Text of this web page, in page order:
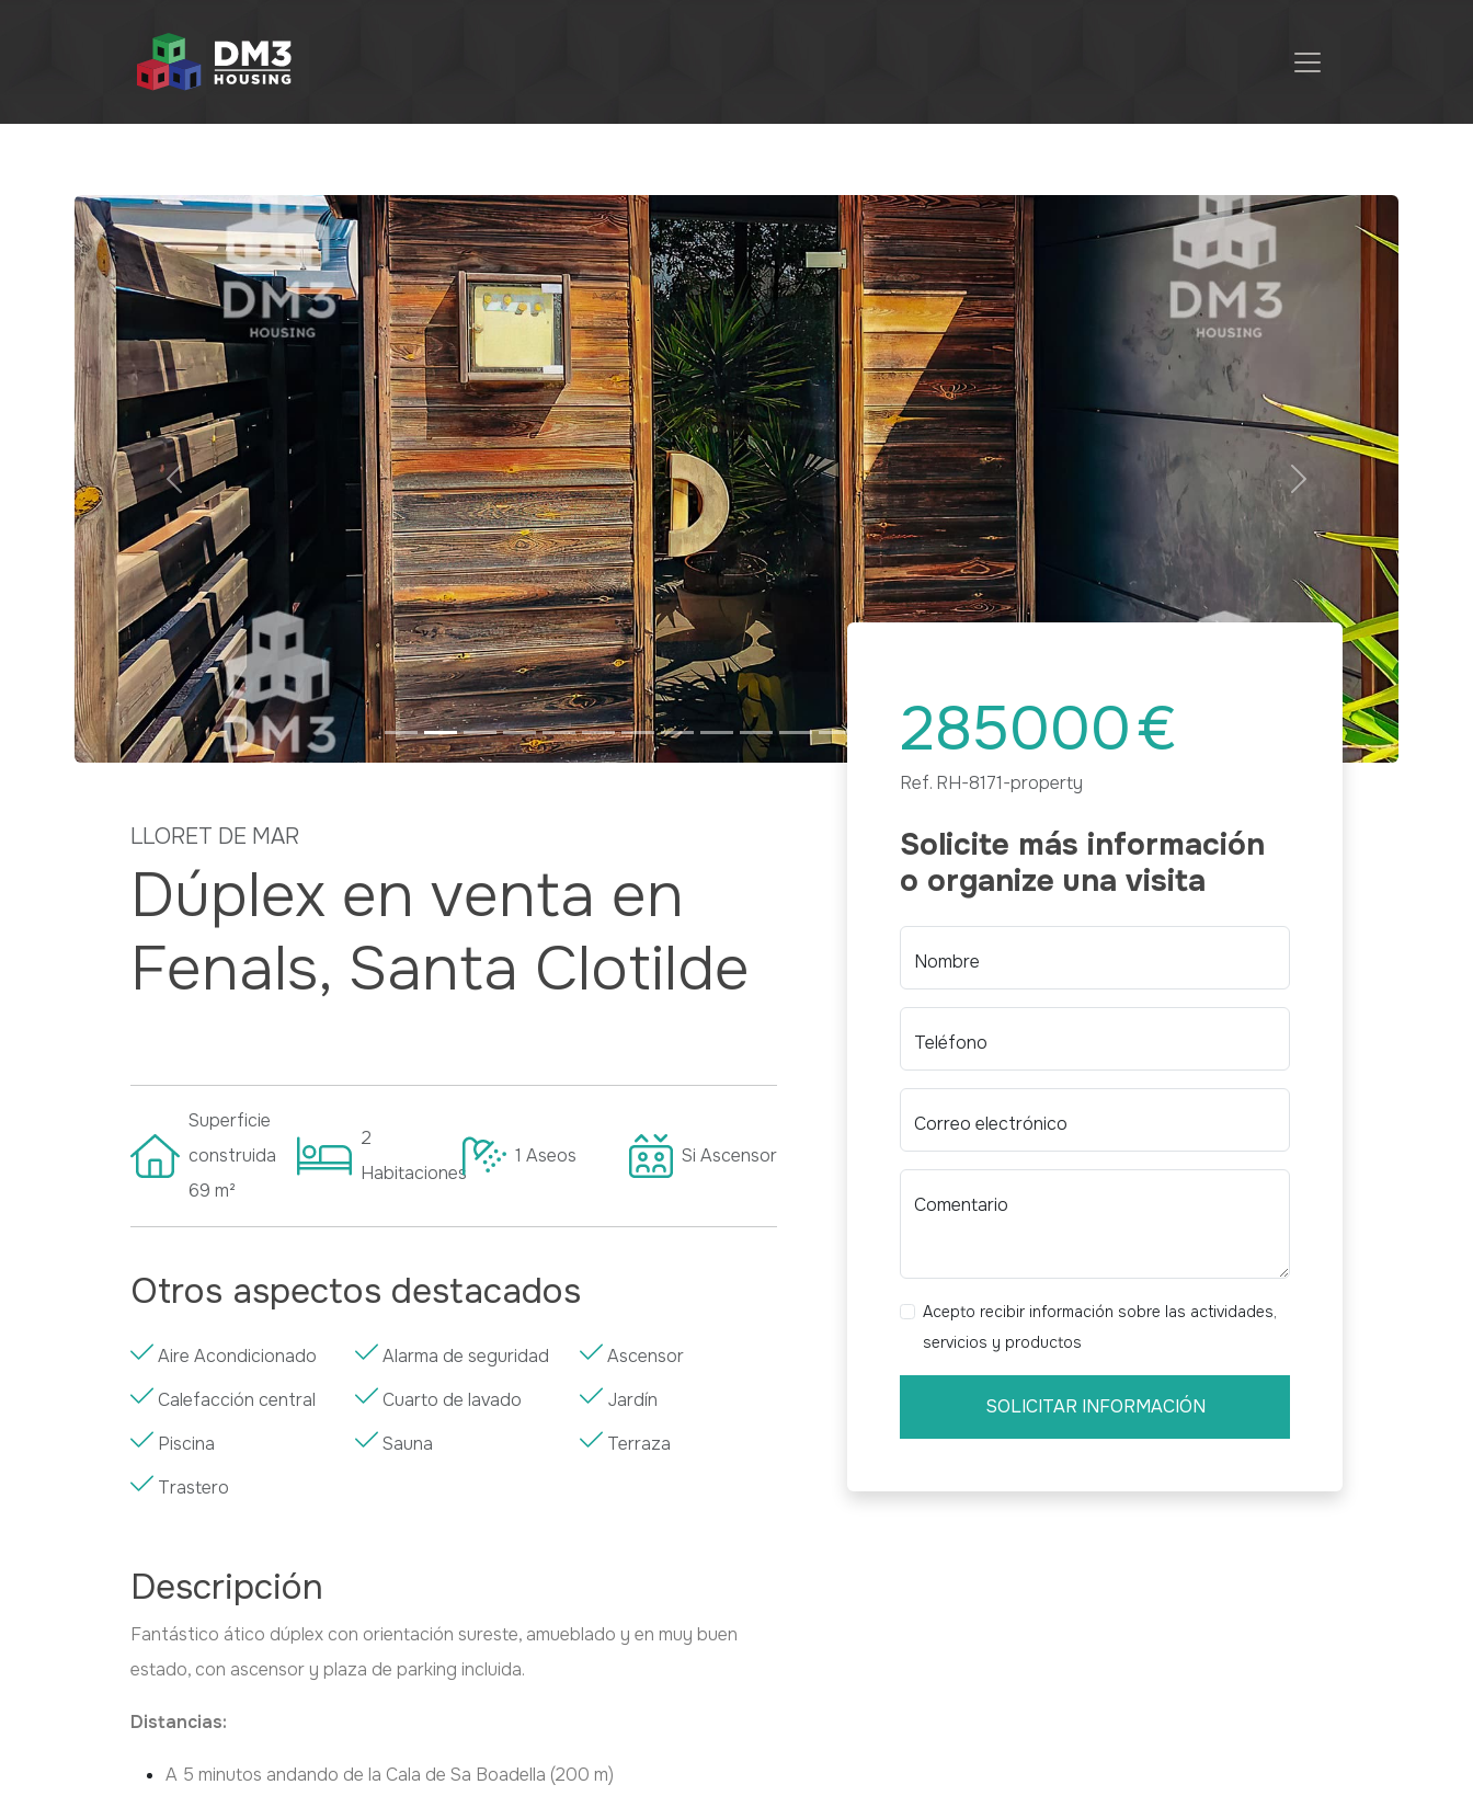
Previous Next
LLORET DE MAR
Dúplex en venta en
Fenals, Santa Clotilde
Superficie
construida
69 m²
2
Habitaciones
1 Aseos Si Ascensor
Otros aspectos destacados
Aire Acondicionado Alarma de seguridad
Ascensor
Calefacción central
Cuarto de lavado
Jardín
Piscina
Sauna
Terraza
Trastero
Descripción
Fantástico ático dúplex con orientación sureste, amueblado y en muy buen
estado, con ascensor y plaza de parking incluida.
Distancias:
A 5 minutos andando de la Cala de Sa Boadella (200 m)
285000€
Ref. RH-8171-property
Solicite más información
o organize una visita
Nombre
Teléfono
Correo electrónico
Comentario
Acepto recibir información sobre las actividades,
servicios y productos
SOLICITAR INFORMACIÓN